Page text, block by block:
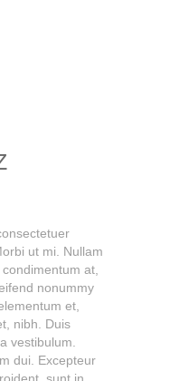
ut mi. Nullam
at,
nonummy
et,
nibh. Duis
vestibulum.
dui. Excepteur